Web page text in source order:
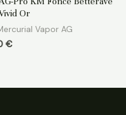
Or
Vapor AG
€